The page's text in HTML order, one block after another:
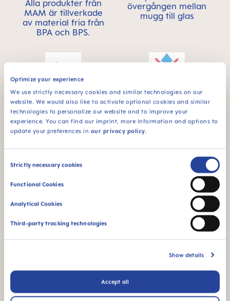
Optimize your experience
We use strictly necessary cookies and similar technologies on our
website. We would also like to activate optional cookies and similar
technologies to personalize our website and to improve your
experience. You can find our imprint, more information and options to
update your preferences in our privacy policy.
Consent
Strictly necessary cookies
Functional Cookies
Analytical Cookies
Third-party tracking technologies
Show details
Accept all
Alla produkter från
MAM är tillverkade
av material fria från
BPA och BPS.
övergången mellan
mugg till glas
För bebisar från 8
månader
Spillfri - för att börja
äta själv
FAQ
When does baby switch over from the bottle
Skicka ett meddelande så kontaktar vi dig